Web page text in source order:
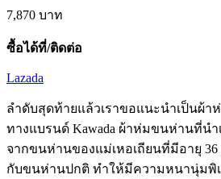
7,870 บาท
ซื้อได้ที่/ติดต่อ
Lazada
ลำดับสุดท้ายแล้วเราขอแนะนำเป็นผ้
ทางแบรนด์ Kawada ผ้าห่มขนห่านที่น
จากขนห่านของแม่เหอเถียนที่มีอายุ 36
กับขนห่านปกติ ทำให้มีความหนานุ่มพิเ